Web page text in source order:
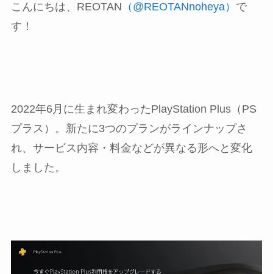
こんにちは、REOTAN （@REOTANnoheya） で
す！
2022年6月に生まれ変わったPlayStation Plus（PS
プラス）。新たに3つのプランがラインナップさ
れ、サービス内容・料金などが異なる形へと変化
しました。